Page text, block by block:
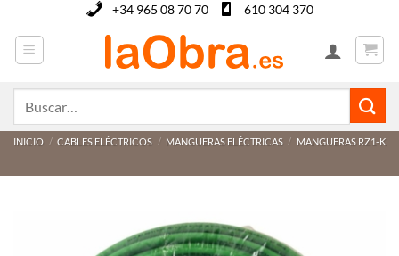
contenido
+34 965 08 70 70 610 304 370
INICIO / CABLES ELÉCTRICOS / MANGUERAS ELÉCTRICAS / MANGUERAS RZ1-K